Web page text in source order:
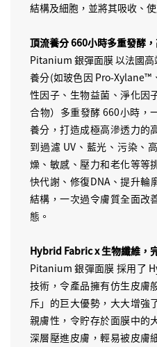
結構及細胞，並將其吸收、使
頂流養分 660小時多重發酵
Pitanium 銀彈面膜 以法國
養分(如玻色因 Pro-Xylane™
性因子、生物益菌、淨化因
合物）多重發酵 660小時，
養分，打造成極高滲透力的
到過濾 UV、藍光、污染、
燥、敏感、壓力和老化等等
快代謝、修復DNA、提升輪
結構，一次過令膚質全面改
態。
Hybrid Fabric x 生物纖維，
Pitanium 銀彈面膜 採用了
技術，令產品擁有仿生皮膚
斥」的巨大優勢，大大增強
親膚性，令貯存於面膜中的
深層壓進皮膚，輕易被皮膚